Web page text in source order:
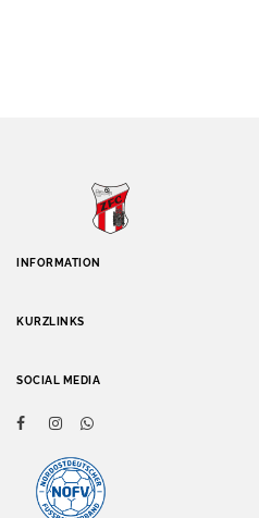
INFORMATION
KURZLINKS
SOCIAL MEDIA